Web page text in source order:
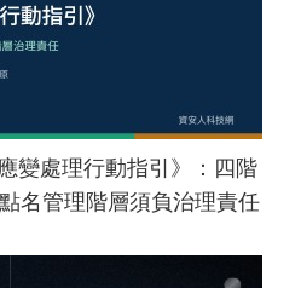
變處理行動指引》：四階
名管理階層須負治理責任